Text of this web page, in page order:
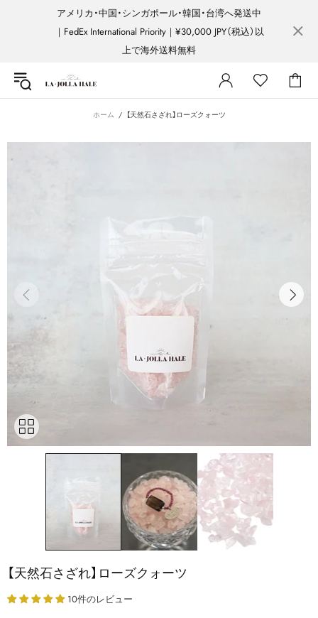
アメリカ・中国・シンガポール・韓国・台湾へ発送中
｜FedEx International Priority｜¥30,000 JPY（税込）以
上で海外送料無料
ホーム 【天然石さざれ】ローズクォーツ
【天然石さざれ】ローズクォーツ
10件のレビュー